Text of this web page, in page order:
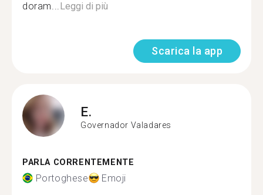
doram...Leggi di più
Scarica la app
E.
Governador Valadares
PARLA CORRENTEMENTE
Portoghese Emoji